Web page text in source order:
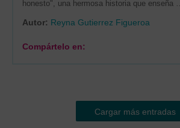
honesto", una hermosa historia que enseña …
Autor: Reyna Gutierrez Figueroa
Compártelo en:
Cargar más entradas